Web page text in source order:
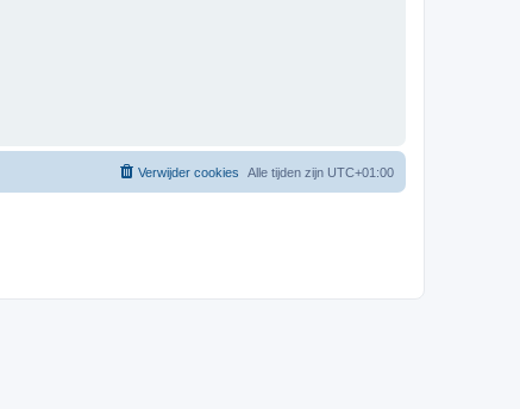
Alle tijden zijn UTC+01:00
Verwijder cookies